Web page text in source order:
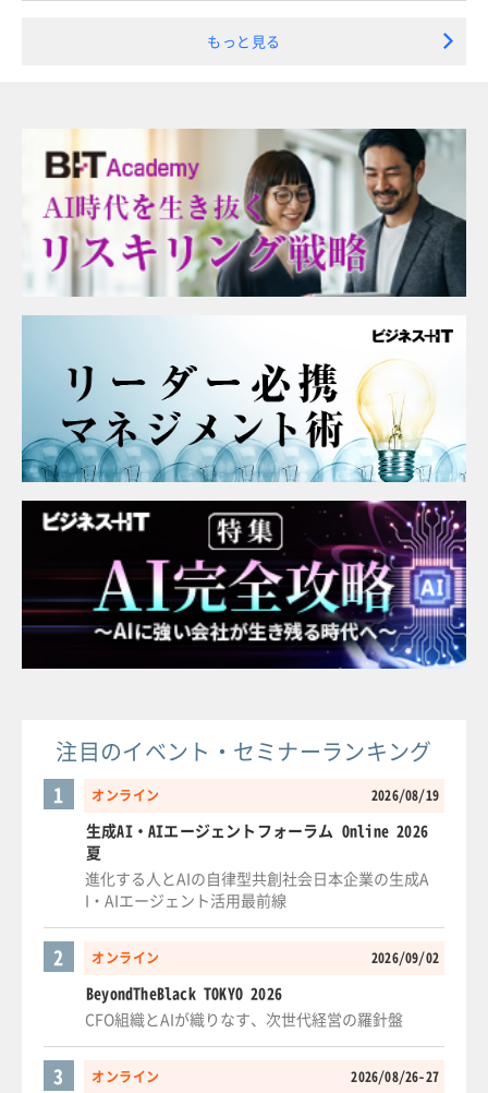
もっと見る
注目のイベント・セミナーランキング
オンライン 2026/08/19
1
生成AI・AIエージェントフォーラム Online 2026
夏
進化する人とAIの自律型共創社会日本企業の生成A
I・AIエージェント活用最前線
オンライン 2026/09/02
2
BeyondTheBlack TOKYO 2026
CFO組織とAIが織りなす、次世代経営の羅針盤
オンライン 2026/08/26-27
3